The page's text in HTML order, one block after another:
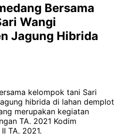
Bersama
Wangi
Jagung Hibrida
kelompok tani Sari
hibrida di lahan demplot
merupakan kegiatan
TA. 2021 Kodim
TA. 2021.